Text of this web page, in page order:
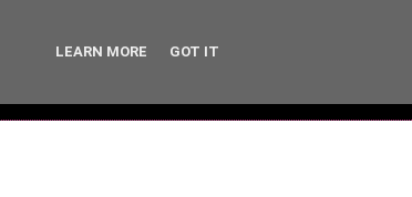
LEARN MORE GOT IT